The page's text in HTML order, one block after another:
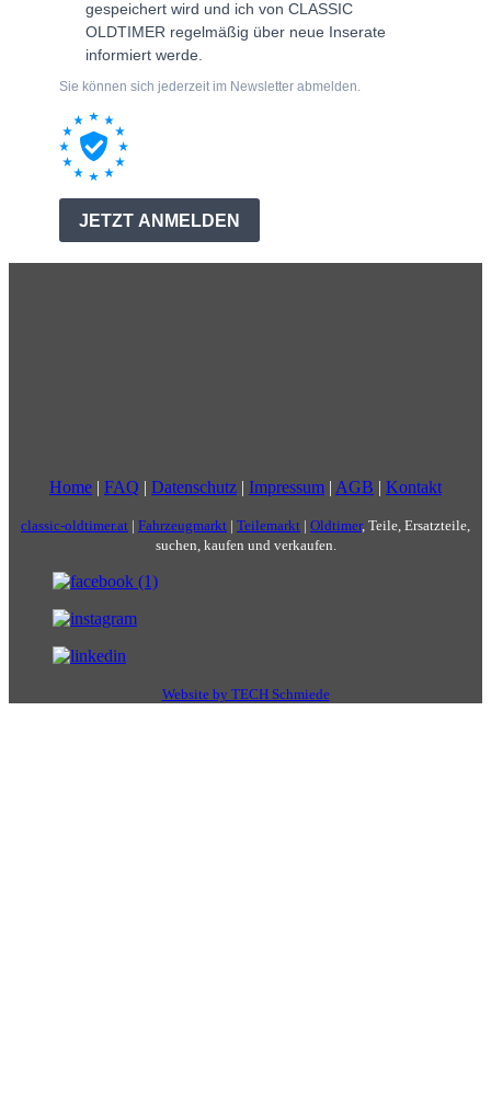
Home | FAQ | Datenschutz | Impressum | AGB | Kontakt
classic-oldtimer.at | Fahrzeugmarkt | Teilemarkt | Oldtimer, Teile, Ersatzteile,
suchen, kaufen und verkaufen.
Website by TECH Schmiede